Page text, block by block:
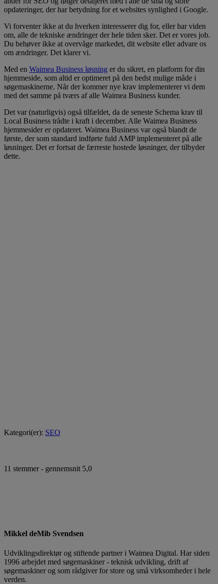
opdateringer, der har betydning for et websites synlighed i Google.
Vi forventer ikke at du hverken interesserer dig for, eller har viden
om, alle de tekniske ændringer der hele tiden sker. Det er vores job.
Du behøver ikke at overvåge markedet, dit website eller advare os
om ændringer. Det klarer vi.
Med en Waimea Business løsning er du sikret, en platform for din
hjemmeside, som altid er optimeret på den bedst mulige måde i
søgemaskinerne. Når der kommer nye krav implementerer vi dem
med det samme på tværs af alle Waimea Business kunder.
Det var (naturligvis) også tilfældet, da de seneste Schema krav til
Local Business trådte i kraft i december. Alle Waimea Business
hjemmesider er opdateret. Waimea Business var også blandt de
første, der som standard indførte fuld AMP implementeret på alle
løsninger. Det er fortsat de færreste hostede løsninger, der tilbyder
dette.
Kategori(er): SEO
11 stemmer - gennemsnit 5,0
Mikkel deMib Svendsen
Udviklingsdirektør og stiftende partner i Waimea Digital. Har siden
1996 arbejdet med søgemaskiner - teknisk udvikling, drift af
søgemaskiner og som rådgiver for store og små virksomheder i hele
verden.